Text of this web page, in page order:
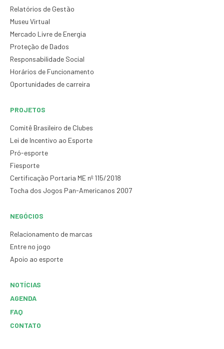
Relatórios de Gestão
Museu Virtual
Mercado Livre de Energia
Proteção de Dados
Responsabilidade Social
Horários de Funcionamento
Oportunidades de carreira
PROJETOS
Comitê Brasileiro de Clubes
Lei de Incentivo ao Esporte
Pró-esporte
Fiesporte
Certificação Portaria ME nº 115/2018
Tocha dos Jogos Pan-Americanos 2007
NEGÓCIOS
Relacionamento de marcas
Entre no jogo
Apoio ao esporte
NOTÍCIAS
AGENDA
FAQ
CONTATO